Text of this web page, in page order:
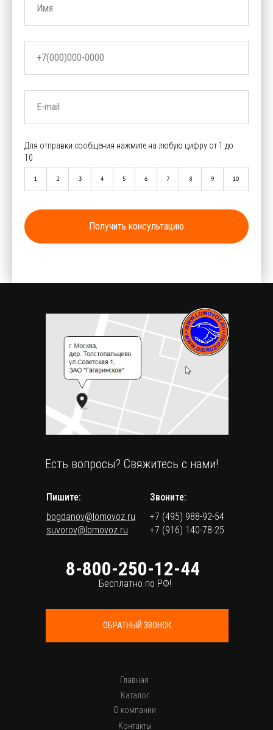
Имя
+7(000)000-0000
E-mail
Для отправки сообщения нажмите на любую цифру от 1 до
10
1 2 3 4 5 6 7 8 9 10
Получить консультацию
Есть вопросы? Свяжитесь с нами!
Пишите:
bogdanov@lomovoz.ru
suvorov@lomovoz.ru
Звоните:
+7 (495) 988-92-54
+7 (916) 140-78-25
8-800-250-12-44
Бесплатно по РФ!
ОБРАТНЫЙ ЗВОНОК
Главная
Каталог
О компании
Контакты